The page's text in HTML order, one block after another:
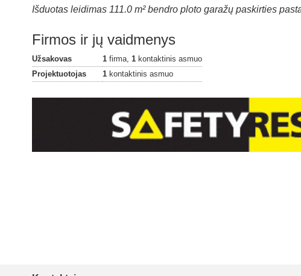
Išduotas leidimas 111.0 m² bendro ploto garažų paskirties
Firmos ir jų vaidmenys
Užsakovas 1 firma, 1 kontaktinis asmuo
Projektuotojas
1 kontaktinis asmuo